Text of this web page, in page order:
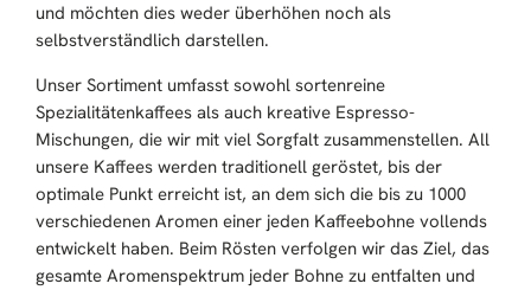
„Sehr guter Kaffee und andere nette Dinge !“
Maria K (mk)
„Was One of the best cappuccino on
Tegernsee.“
und möchten dies weder überhöhen noch als
selbstverständlich darstellen.
Unser Sortiment umfasst sowohl sortenreine
Spezialitätenkaffees als auch kreative Espresso-
Mischungen, die wir mit viel Sorgfalt zusammenstellen. All
unsere Kaffees werden traditionell geröstet, bis der
optimale Punkt erreicht ist, an dem sich die bis zu 1000
verschiedenen Aromen einer jeden Kaffeebohne vollends
entwickelt haben. Beim Rösten verfolgen wir das Ziel, das
gesamte Aromenspektrum jeder Bohne zu entfalten und